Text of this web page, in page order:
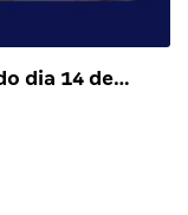
dia 14 de…